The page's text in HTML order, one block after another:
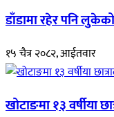
डाँडामा रहेर पनि
१५ चैत्र २०८२, आईतवार
खोटाङमा १३ वर्षीया